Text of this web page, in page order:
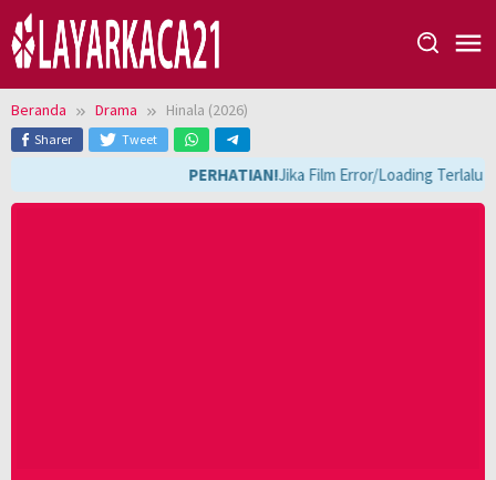
Loncat
ke
konten
Beranda Drama Hinala (2026)
Sharer Tweet
PERHATIAN!Jika Film Error/Loading Terlalu